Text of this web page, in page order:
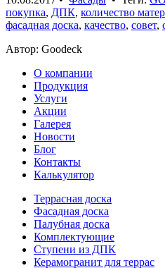
покупка, ДПК, количество
фасадная доска, качество, совет,
Автор: Goodeck
О компании
Продукция
Услуги
Акции
Галерея
Новости
Блог
Контакты
Калькулятор
Террасная доска
Фасадная доска
Палубная доска
Комплектующие
Ступени из ДПК
Керамогранит для террас